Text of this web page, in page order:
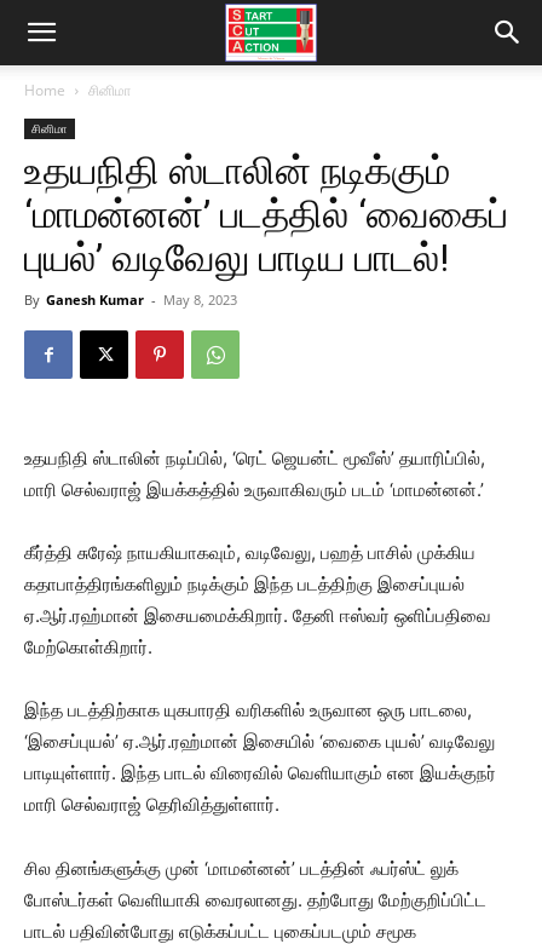
Home சினிமா
சினிமா
உதயநிதி ஸ்டாலின் நடிக்கும்
‘மாமன்னன்’ படத்தில் ‘வைகைப்
புயல்’ வடிவேலு பாடிய பாடல்!
By Ganesh Kumar - May 8, 2023
உதயநிதி ஸ்டாலின் நடிப்பில், ‘ரெட் ஜெயன்ட் மூவீஸ்’ தயாரிப்பில்,
மாரி செல்வராஜ் இயக்கத்தில் உருவாகிவரும் படம் ‘மாமன்னன்.’
கீர்த்தி சுரேஷ் நாயகியாகவும், வடிவேலு, பஹத் பாசில் முக்கிய
கதாபாத்திரங்களிலும் நடிக்கும் இந்த படத்திற்கு இசைப்புயல்
ஏ.ஆர்.ரஹ்மான் இசையமைக்கிறார். தேனி ஈஸ்வர் ஒளிப்பதிவை
மேற்கொள்கிறார்.
இந்த படத்திற்காக யுகபாரதி வரிகளில் உருவான ஒரு பாடலை,
‘இசைப்புயல்’ ஏ.ஆர்.ரஹ்மான் இசையில் ‘வைகை புயல்’ வடிவேலு
பாடியுள்ளார். இந்த பாடல் விரைவில் வெளியாகும் என இயக்குநர்
மாரி செல்வராஜ் தெரிவித்துள்ளார்.
சில தினங்களுக்கு முன் ‘மாமன்னன்’ படத்தின் ஃபர்ஸ்ட் லுக்
போஸ்டர்கள் வெளியாகி வைரலானது. தற்போது மேற்குறிப்பிட்ட
பாடல் பதிவின்போது எடுக்கப்பட்ட புகைப்படமும் சமூக